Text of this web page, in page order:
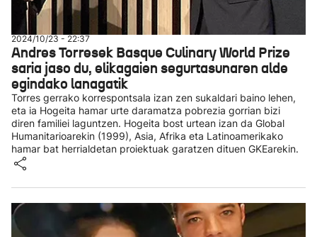
2024/10/23 - 22:37
Andres Torresek Basque Culinary World Prize
saria jaso du, elikagaien segurtasunaren alde
egindako lanagatik
Torres gerrako korrespontsala izan zen sukaldari baino lehen,
eta ia Hogeita hamar urte daramatza pobrezia gorrian bizi
diren familiei laguntzen. Hogeita bost urtean izan da Global
Humanitarioarekin (1999), Asia, Afrika eta Latinoamerikako
hamar bat herrialdetan proiektuak garatzen dituen GKEarekin.